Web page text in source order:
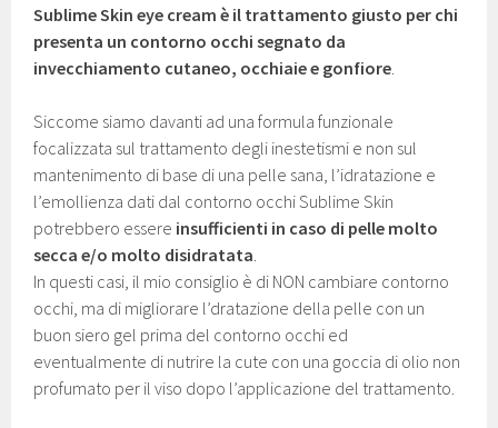
Sublime Skin eye cream è il trattamento giusto per chi
presenta un contorno occhi segnato da
invecchiamento cutaneo, occhiaie e gonfiore
Siccome siamo davanti ad una formula funzionale
focalizzata sul trattamento degli inestetismi e non sul
mantenimento di base di una pelle sana, l’idratazione e
l’emollienza dati dal contorno occhi Sublime Skin
potrebbero essere insufficienti in caso di pelle molto
secca e/o molto disidratata
In questi casi, il mio consiglio è di NON cambiare contorno
occhi, ma di migliorare l’dratazione della pelle con un
buon siero gel prima del contorno occhi ed
eventualmente di nutrire la cute con una goccia di olio non
profumato per il viso dopo l’applicazione del trattamento.